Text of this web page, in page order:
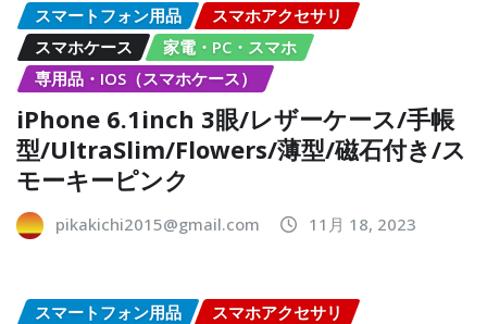
スマートフォン用品
スマホアクセサリ
スマホケース
家電・PC・スマホ
専用品・IOS（スマホケース）
iPhone 6.1inch 3眼/レザーケース/手帳
型/UltraSlim/Flowers/薄型/磁石付き/ス
モーキーピンク
pikakichi2015@gmail.com 11月 18, 2023
スマートフォン用品
スマホアクセサリ